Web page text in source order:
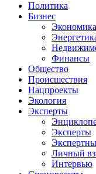
Политика
Бизнес
Экономика
Финансы
Общество
Происшествия
Нацпроекты
Экология
Эксперты
Эксперты
Личный
Интервью